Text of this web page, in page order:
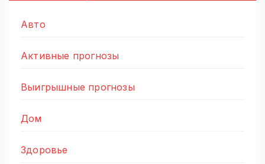
Авто
Активные прогнозы
Выигрышные прогнозы
Дом
Здоровье